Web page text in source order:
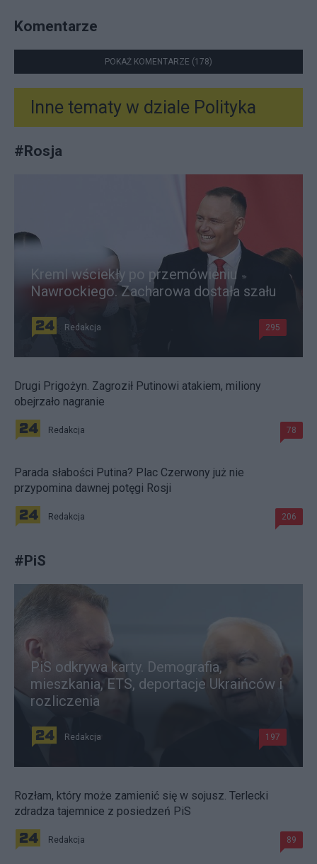
Komentarze
POKAŻ KOMENTARZE (178)
Inne tematy w dziale Polityka
#Rosja
Kreml wściekły po przemówieniu
Nawrockiego. Zacharowa dostała szału
Redakcja 295
Drugi Prigożyn. Zagroził Putinowi atakiem, miliony
obejrzało nagranie
Redakcja 78
Parada słabości Putina? Plac Czerwony już nie
przypomina dawnej potęgi Rosji
Redakcja 206
#PiS
PiS odkrywa karty. Demografia,
mieszkania, ETS, deportacje Ukraińców i
rozliczenia
Redakcja 197
Rozłam, który może zamienić się w sojusz. Terlecki
zdradza tajemnice z posiedzeń PiS
Redakcja 89